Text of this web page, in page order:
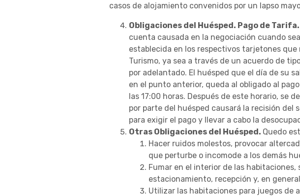
casos de alojamiento convenidos por un lapso
Obligaciones del Huésped. Pago de Tarifa.
cuenta causada en la negociación cuando
establecida en los respectivos tarjetones
Turismo, ya sea a través de un acuerdo de
por adelantado. El huésped que el día de su
en el punto anterior, queda al obligado al
las 17:00 horas. Después de este horario, se
por parte del huésped causará la recisión del
para exigir el pago y llevar a cabo la
Otras Obligaciones del Huésped. Quedo
Hacer ruidos molestos, provocar
que perturbe o incomode a los demás
Fumar en el interior de las
estacionamiento, recepción y, en
Utilizar las habitaciones para juegos de